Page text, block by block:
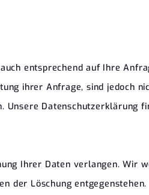
entsprechend auf Ihre
ihrer Anfrage, sind jedoch
Datenschutzerklärung
Ihrer Daten verlangen. Wir
der Löschung entgegenstehen.